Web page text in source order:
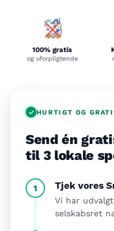
100% gratis
og uforpligtende
HURTIGT OG
Send én
til 3 lokale
1 Tjek vores
Vi har
selskabsret